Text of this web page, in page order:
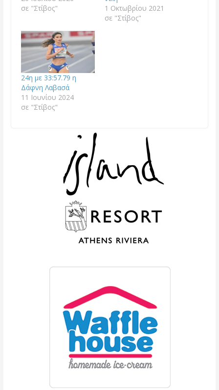
σε "Στίβος"
1 Οκτωβρίου 2021
σε "Στίβος"
24η με 33:57.79 η
Δάφνη Λαβασά
11 Ιουνίου 2024
σε "Στίβος"